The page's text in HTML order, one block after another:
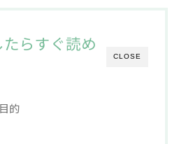
CLOSE
らすぐ読め
的